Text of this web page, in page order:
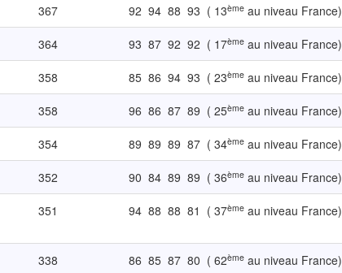
367 92 94 88 93 ( 13ème au niveau France)
364 93 87 92 92 ( 17ème au niveau France)
358 85 86 94 93 ( 23ème au niveau France)
358 96 86 87 89 ( 25ème au niveau France)
354 89 89 89 87 ( 34ème au niveau France)
352 90 84 89 89 ( 36ème au niveau France)
351 94 88 88 81 ( 37ème au niveau France)
338 86 85 87 80 ( 62ème au niveau France)